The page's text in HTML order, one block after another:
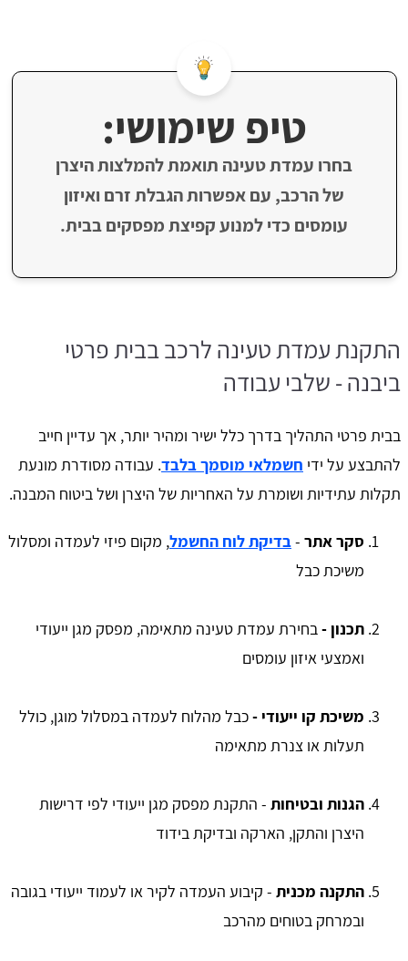
טיפ שימושי:
בחרו עמדת טעינה תואמת להמלצות היצרן
של הרכב, עם אפשרות הגבלת זרם ואיזון
עומסים כדי למנוע קפיצת מפסקים בבית.
התקנת עמדת טעינה לרכב בבית פרטי
ביבנה - שלבי עבודה
בבית פרטי התהליך בדרך כלל ישיר ומהיר יותר, אך עדיין חייב
להתבצע על ידי חשמלאי מוסמך בלבד. עבודה מסודרת מונעת
תקלות עתידיות ושומרת על האחריות של היצרן ושל ביטוח המבנה.
סקר אתר -בדיקת לוח החשמל, מקום פיזי לעמדה ומסלול
משיכת כבל
תכנון -בחירת עמדת טעינה מתאימה, מפסק מגן ייעודי
ואמצעי איזון עומסים
משיכת קו ייעודי -כבל מהלוח לעמדה במסלול מוגן, כולל
תעלות או צנרת מתאימה
הגנות ובטיחות - התקנת מפסק מגן ייעודי לפי דרישות
היצרן והתקן, הארקה ובדיקת בידוד
התקנה מכנית - קיבוע העמדה לקיר או לעמוד ייעודי בגובה
ובמרחק בטוחים מהרכב